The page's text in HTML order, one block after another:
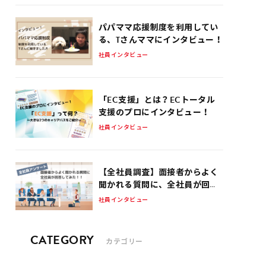
パパママ応援制度を利用してい
る、Tさんママにインタビュー！
社員インタビュー
「EC支援」とは？ECトータル
支援のプロにインタビュー！
社員インタビュー
【全社員調査】面接者からよく
聞かれる質問に、全社員が回答
してみた！！
社員インタビュー
CATEGORY カテゴリー